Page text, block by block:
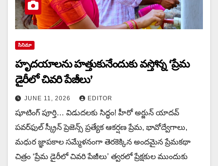
సినిమా
హృదయాలను హత్తుకునేందుకు వస్తోన్న ‘ప్రేమ
డైరీలో చివరి పేజీలు’
JUNE 11, 2026 EDITOR
షూటింగ్ పూర్తి… విడుదలకు సిద్ధం! హీరో అర్జున్ యాదవ్
పవర్‌ఫుల్ స్క్రీన్ ప్రెజెన్స్ ప్రత్యేక ఆకర్షణ ప్రేమ, భావోద్వేగాలు,
మధుర జ్ఞాపకాల సమ్మేళనంగా తెరకెక్కిన అందమైన ప్రేమకథా
చిత్రం ‘ప్రేమ డైరీలో చివరి పేజీలు’ త్వరలో ప్రేక్షకుల ముందుకు